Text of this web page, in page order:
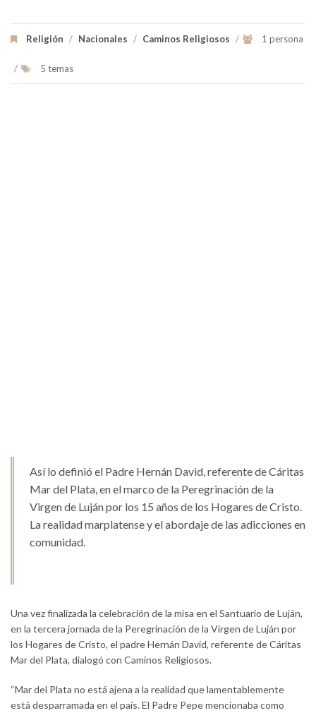
Religión / Nacionales / Caminos Religiosos / 1 persona
/ 5 temas
Así lo definió el Padre Hernán David, referente de Cáritas
Mar del Plata, en el marco de la Peregrinación de la
Virgen de Luján por los 15 años de los Hogares de Cristo.
La realidad marplatense y el abordaje de las adicciones en
comunidad.
Una vez finalizada la celebración de la misa en el Santuario de Luján,
en la tercera jornada de la Peregrinación de la Virgen de Luján por
los Hogares de Cristo, el padre Hernán David, referente de Cáritas
Mar del Plata, dialogó con Caminos Religiosos.
“Mar del Plata no está ajena a la realidad que lamentablemente
está desparramada en el país. El Padre Pepe mencionaba como